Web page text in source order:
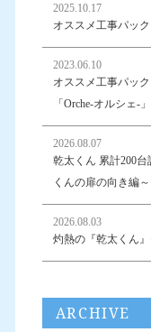
2025.10.17
オススメ工事パッ
2023.06.10
オススメ工事パッ
「Orche-オルシェ-」
2026.08.07
乾太くん 累計200
くんの扉の向き編～
2026.08.03
灼熱の『乾太くん
ARCHIVE